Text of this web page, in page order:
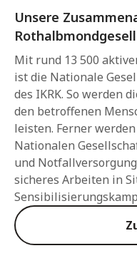
Unsere
Mit rund 13 500
ist die Nationale
des IKRK. So werden
den betroffenen
leisten. Ferner
Nationalen
und
sicheres Arbeiten in